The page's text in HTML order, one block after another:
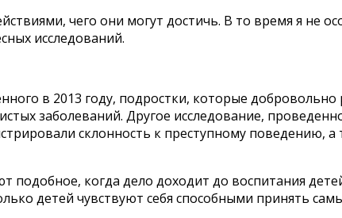
чего они могут достичь. В то время я не
исследований.
в 2013 году, подростки, которые
заболеваний. Другое исследование,
склонность к преступному
подобное, когда дело доходит до воспитания
детей чувствуют себя способными принять